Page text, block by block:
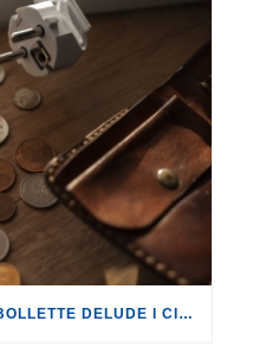
ENERGIA: IL DECRETO BOLLETTE DELUDE I CITTADINI, ANCHE NELLA SUA CONVERSIONE IN LEGGE.